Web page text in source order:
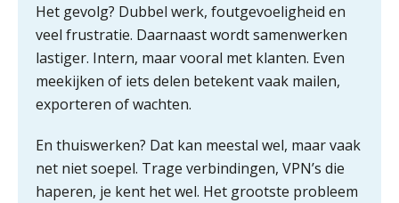
Het gevolg? Dubbel werk, foutgevoeligheid en
veel frustratie. Daarnaast wordt samenwerken
lastiger. Intern, maar vooral met klanten. Even
meekijken of iets delen betekent vaak mailen,
exporteren of wachten.
En thuiswerken? Dat kan meestal wel, maar vaak
net niet soepel. Trage verbindingen, VPN’s die
haperen, je kent het wel. Het grootste probleem
ICT & AI | De accountant als
rekenwonder
administratiekantoren: al je klanten in
De vijf grootste uitdagingen in
capaciteitsplanning